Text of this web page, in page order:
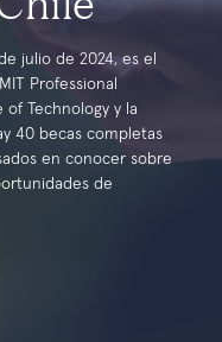
julio de 2024, es el
Professional
Technology y la
40 becas completas
en conocer sobre
de